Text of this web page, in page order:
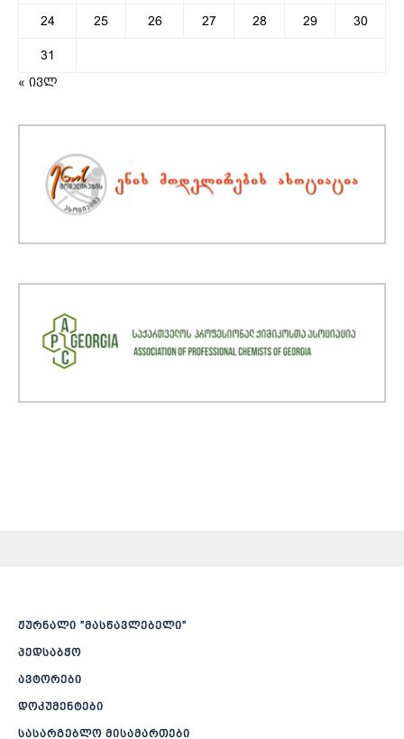
24 25 26 27 28 29 30
31
« ივლ
ჟურნალი ”მასწავლებელი”
პედსაბჭო
ავტორები
დოკუმენტები
სასარგებლო მისამართები